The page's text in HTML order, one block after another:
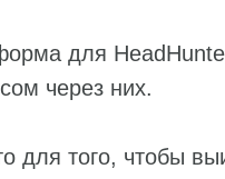
для
через них.
для того, чтобы